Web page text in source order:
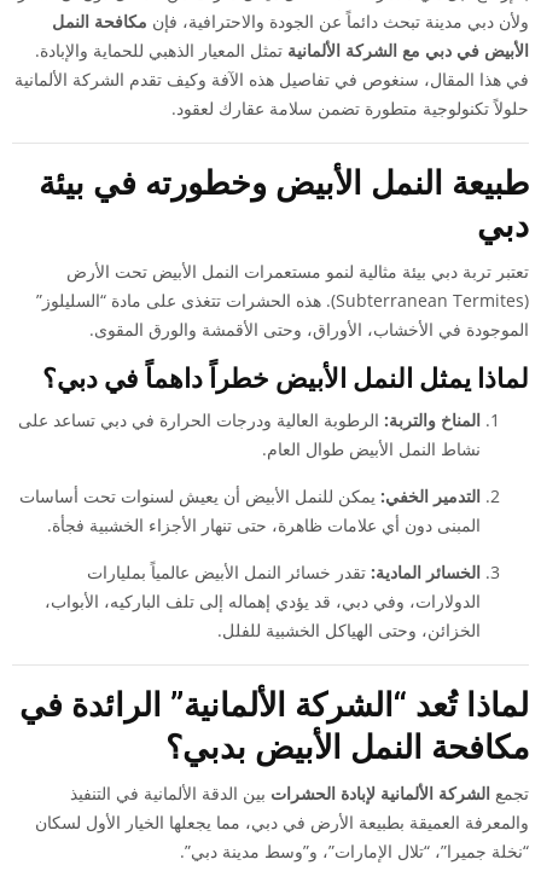
ولأن دبي مدينة تبحث دائماً عن الجودة والاحترافية، فإن مكافحة النمل
الأبيض في دبي مع الشركة الألمانية تمثل المعيار الذهبي للحماية والإبادة.
في هذا المقال، سنغوص في تفاصيل هذه الآفة وكيف تقدم الشركة الألمانية
حلولاً تكنولوجية متطورة تضمن سلامة عقارك لعقود.
طبيعة النمل الأبيض وخطورته في بيئة
دبي
تعتبر تربة دبي بيئة مثالية لنمو مستعمرات النمل الأبيض تحت الأرض
(Subterranean Termites). هذه الحشرات تتغذى على مادة “السليلوز”
الموجودة في الأخشاب، الأوراق، وحتى الأقمشة والورق المقوى.
لماذا يمثل النمل الأبيض خطراً داهماً في دبي؟
المناخ والتربة: الرطوبة العالية ودرجات الحرارة في دبي تساعد على
نشاط النمل الأبيض طوال العام.
التدمير الخفي: يمكن للنمل الأبيض أن يعيش لسنوات تحت أساسات
المبنى دون أي علامات ظاهرة، حتى تنهار الأجزاء الخشبية فجأة.
الخسائر المادية: تقدر خسائر النمل الأبيض عالمياً بمليارات
الدولارات، وفي دبي، قد يؤدي إهماله إلى تلف الباركيه، الأبواب،
الخزائن، وحتى الهياكل الخشبية للفلل.
لماذا تُعد “الشركة الألمانية” الرائدة في
مكافحة النمل الأبيض بدبي؟
تجمع الشركة الألمانية لإبادة الحشرات بين الدقة الألمانية في التنفيذ
والمعرفة العميقة بطبيعة الأرض في دبي، مما يجعلها الخيار الأول لسكان
“نخلة جميرا”، “تلال الإمارات”، و”وسط مدينة دبي”.